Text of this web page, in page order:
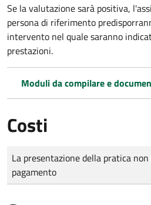
Se la valutazione sarà positiva,
persona di riferimento
intervento nel quale saranno
prestazioni.
Moduli da compilare e
Costi
Tipo di pagamento
Importo
La presentazione della pratica
pagamento